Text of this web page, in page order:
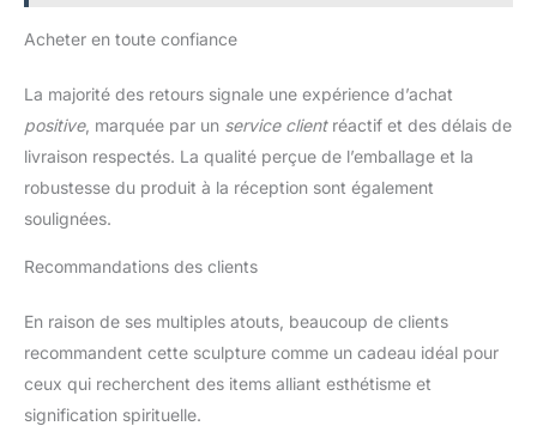
Acheter en toute confiance
La majorité des retours signale une expérience d’achat
positive, marquée par un service clientréactif et des délais de
livraison respectés. La qualité perçue de l’emballage et la
robustesse du produit à la réception sont également
soulignées.
Recommandations des clients
En raison de ses multiples atouts, beaucoup de clients
recommandent cette sculpture comme un cadeau idéal pour
ceux qui recherchent des items alliant esthétisme et
signification spirituelle.